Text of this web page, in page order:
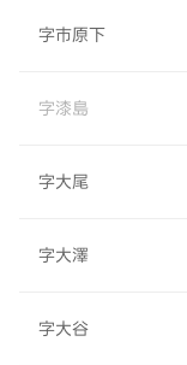
字市原下
字漆島
字大尾
字大澤
字大谷